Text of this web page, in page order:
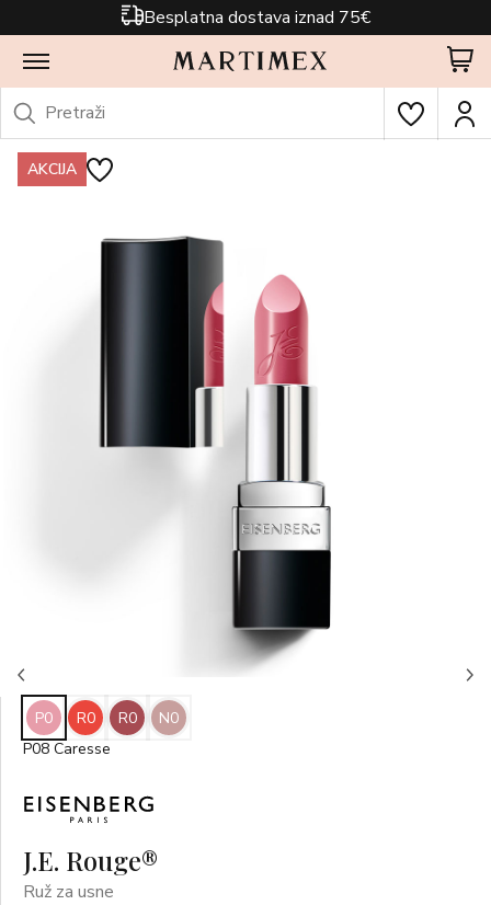
Besplatna dostava iznad 75€
AKCIJA
J.E. Rouge®
Ruž za usne
P0 R0 R0
N0
P08 Caresse